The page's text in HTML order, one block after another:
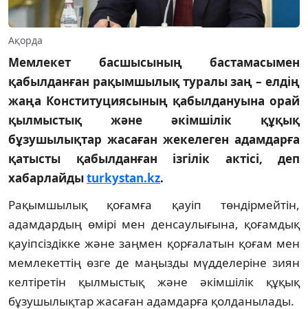
Ақорда
Мемлекет басшысының бастамасымен
қабылданған рақымшылық туралы заң – елдің
жаңа Конституциясының қабылдануына орай
қылмыстық және әкімшілік құқық
бұзушылықтар жасаған жекелеген адамдарға
қатысты қабылданған ізгілік актісі, деп
хабарлайдыturkystan.kz.
Рақымшылық қоғамға қауіп төндірмейтін,
адамдардың өмірі мен денсаулығына, қоғамдық
қауіпсіздікке және заңмен қорғалатын қоғам мен
мемлекеттің өзге де маңызды мүдделеріне зиян
келтіретін қылмыстық және әкімшілік құқық
бұзушылықтар жасаған адамдарға қолданылады.